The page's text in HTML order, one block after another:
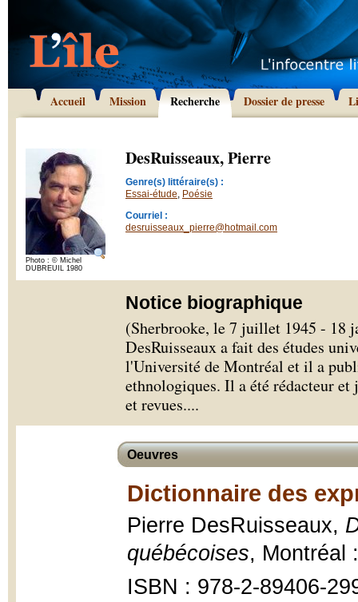
Accueil Mission Recherche Dossier de presse
Photo : © Michel
DUBREUIL 1980
DesRuisseaux, Pierre
Genre(s) littéraire(s) :
Essai-étude, Poésie
Courriel :
desruisseaux_pierre@hotmail.com
Notice biographique
(Sherbrooke, le 7 juillet 1945 - 18
DesRuisseaux a fait des études
l'Université de Montréal et il a
ethnologiques. Il a été rédacteur
et revues....
Oeuvres
Dictionnaire des
Pierre DesRuisseaux,
québécoises, Montréal
ISBN : 978-2-89406-